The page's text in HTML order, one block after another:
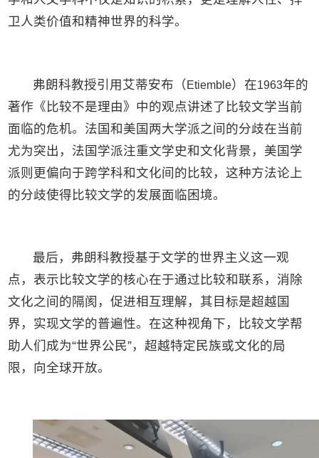
卫⼈类价值和精神世界的科学。
弗朗科教授引用艾蒂安布（ Etiemble）在1963年的
著作《比较不是理由》中的观点讲述了比较文学当前
面临的危机。法国和美国两大学派之间的分歧在当前
尤为突出，法国学派注重文学史和文化背景，美国学
派则更偏向于跨学科和文化间的⽐较，这种方法论上
的分歧使得比较文学的发展面临困境。
最后，弗朗科教授基于文学的世界主义这一观
点，表示比较文学的核心在于通过比较和联系，消除
文化之间的隔阂，促进相互理解，其目标是超越国
界，实现文学的普遍性。在这种视角下，比较文学帮
助人们成为“世界公民”，超越特定民族或文化的局
限，向全球开放。